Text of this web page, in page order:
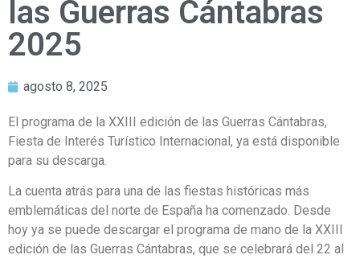
las Guerras Cántabras
2025
agosto 8, 2025
El programa de la XXIII edición de las Guerras Cántabras,
Fiesta de Interés Turístico Internacional, ya está disponible
para su descarga.
La cuenta atrás para una de las fiestas históricas más
emblemáticas del norte de España ha comenzado. Desde
hoy ya se puede descargar el programa de mano de la XXIII
edición de las Guerras Cántabras, que se celebrará del 22 al